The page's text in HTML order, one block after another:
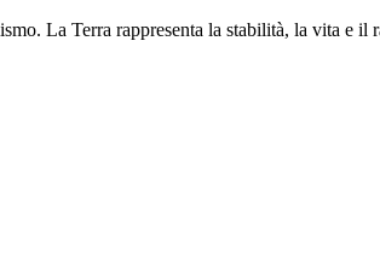
La Terra rappresenta la stabilità, la vita e